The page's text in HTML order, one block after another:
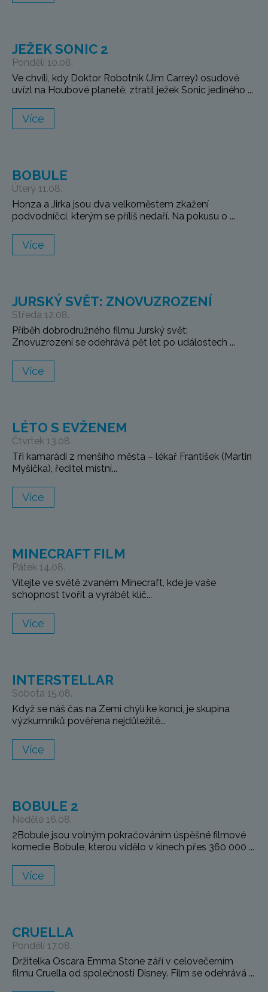
JEŽEK SONIC 2
Pondělí 10.08.
Ve chvíli, kdy Doktor Robotnik (Jim Carrey) osudově
uvízl na Houbové planetě, ztratil ježek Sonic jediného ...
Více
BOBULE
Úterý 11.08.
Honza a Jirka jsou dva velkoměstem zkažení
podvodníčci, kterým se příliš nedaří. Na pokusu o ...
Více
JURSKÝ SVĚT: ZNOVUZROZENÍ
Středa 12.08.
Příběh dobrodružného filmu Jurský svět:
Znovuzrození se odehrává pět let po událostech ...
Více
LÉTO S EVŽENEM
Čtvrtek 13.08.
Tři kamarádi z menšího města – lékař František (Martin
Myšička), ředitel místní...
Více
MINECRAFT FILM
Pátek 14.08.
Vítejte ve světě zvaném Minecraft, kde je vaše
schopnost tvořit a vyrábět klíč...
Více
INTERSTELLAR
Sobota 15.08.
Když se náš čas na Zemi chýlí ke konci, je skupina
výzkumníků pověřena nejdůležitě...
Více
BOBULE 2
Neděle 16.08.
2Bobule jsou volným pokračováním úspěšné filmové
komedie Bobule, kterou vidělo v kinech přes 360 000 ...
Více
CRUELLA
Pondělí 17.08.
Držitelka Oscara Emma Stone září v celovečerním
filmu Cruella od společnosti Disney. Film se odehrává ...